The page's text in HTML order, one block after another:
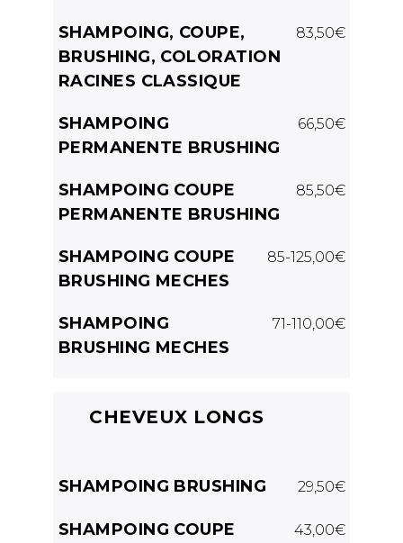
SHAMPOING, COUPE,
BRUSHING, COLORATION
RACINES CLASSIQUE
83,50€
SHAMPOING
PERMANENTE BRUSHING
66,50€
SHAMPOING COUPE
PERMANENTE BRUSHING
85,50€
SHAMPOING COUPE
BRUSHING MECHES
85-125,00€
SHAMPOING
BRUSHING MECHES
71-110,00€
CHEVEUX LONGS
SHAMPOING BRUSHING 29,50€
SHAMPOING COUPE
43,00€